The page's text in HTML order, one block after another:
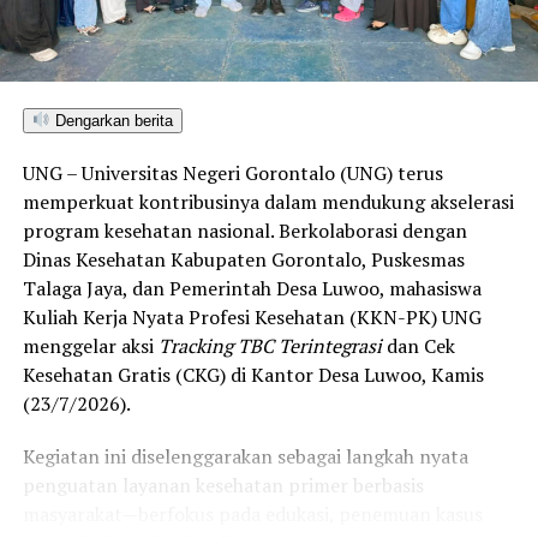
satu-satunya daerah di wilayah tersebut yang
menembus kategori “Unggul”. Sementara kabupaten lain
di Gorontalo masih berada pada kategori “Berkembang”
tertinggi di kawasan SulutGo sebagaimana dipaparkan
dalam Rakorwil TPAKD,” ungkap Wawali Indra Gobel
usai kegiatan.
Indra menambahkan, skor IKAD ini membuktikan bahwa
tingkat keterjangkauan, pemanfaatan, serta inklusivitas
layanan keuangan bagi masyarakat di Kota Gorontalo
berada di posisi terdepan.
menjadi indikator kuat atas keberhasilan pemerintah
daerah dalam mendorong masyarakat agar makin
Dengarkan berita
UNG – Universitas Negeri Gorontalo (UNG) terus
memperkuat kontribusinya dalam mendukung akselerasi
program kesehatan nasional. Berkolaborasi dengan
Dinas Kesehatan Kabupaten Gorontalo, Puskesmas
Talaga Jaya, dan Pemerintah Desa Luwoo, mahasiswa
Kuliah Kerja Nyata Profesi Kesehatan (KKN-PK) UNG
menggelar aksi Tracking TBC Terintegrasidan Cek
Kesehatan Gratis (CKG) di Kantor Desa Luwoo, Kamis
(23/7/2026).
Kegiatan ini diselenggarakan sebagai langkah nyata
penguatan layanan kesehatan primer berbasis